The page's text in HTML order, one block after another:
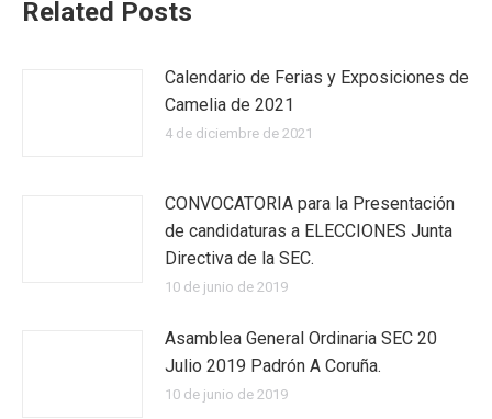
Related Posts
Calendario de Ferias y Exposiciones de
Camelia de 2021
4 de diciembre de 2021
CONVOCATORIA para la Presentación
de candidaturas a ELECCIONES Junta
Directiva de la SEC.
10 de junio de 2019
Asamblea General Ordinaria SEC 20
Julio 2019 Padrón A Coruña.
10 de junio de 2019